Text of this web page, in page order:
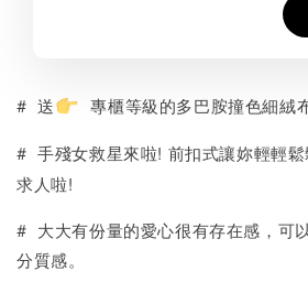
# 送 專櫃等級的多巴胺撞色細絨
#手殘女救星來啦! 前扣式讓妳輕輕
求人啦!
# 大大有份量的愛心很有存在感，可
分質感。